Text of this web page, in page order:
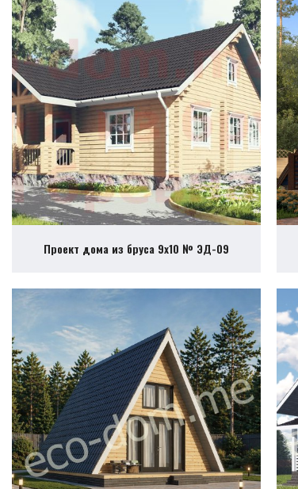
Проект дома из бруса 9х10 № ЭД-09